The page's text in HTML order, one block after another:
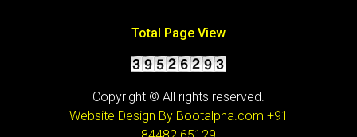
Total Page View
Copyright © All rights reserved.
Website Design By Bootalpha.com +91